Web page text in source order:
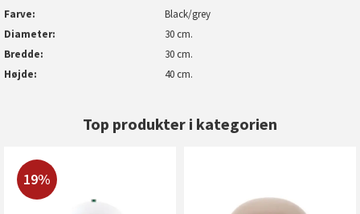
Farve
Black/grey
Diameter
30 cm.
Bredde
30 cm.
Højde
40 cm.
Top produkter i kategorien
19%